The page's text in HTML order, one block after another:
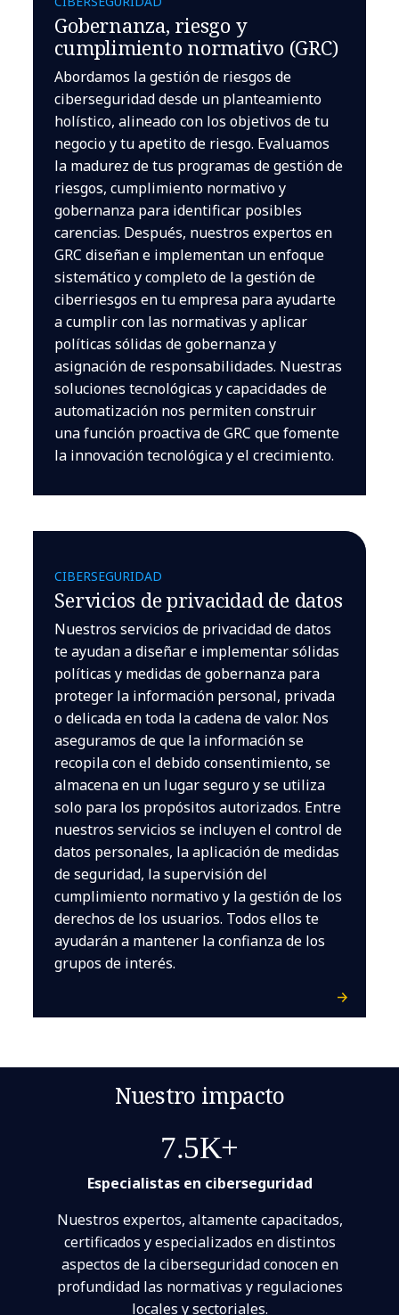
Gobernanza, riesgo y
cumplimiento normativo (GRC)
Abordamos la gestión de riesgos de
ciberseguridad desde un planteamiento
holístico, alineado con los objetivos de tu
negocio y tu apetito de riesgo. Evaluamos
la madurez de tus programas de gestión de
riesgos, cumplimiento normativo y
gobernanza para identificar posibles
carencias. Después, nuestros expertos en
GRC diseñan e implementan un enfoque
sistemático y completo de la gestión de
ciberriesgos en tu empresa para ayudarte
a cumplir con las normativas y aplicar
políticas sólidas de gobernanza y
asignación de responsabilidades. Nuestras
soluciones tecnológicas y capacidades de
automatización nos permiten construir
una función proactiva de GRC que fomente
la innovación tecnológica y el crecimiento.
CIBERSEGURIDAD
Servicios de privacidad de datos
Nuestros servicios de privacidad de datos
te ayudan a diseñar e implementar sólidas
políticas y medidas de gobernanza para
proteger la información personal, privada
o delicada en toda la cadena de valor. Nos
aseguramos de que la información se
recopila con el debido consentimiento, se
almacena en un lugar seguro y se utiliza
solo para los propósitos autorizados. Entre
nuestros servicios se incluyen el control de
datos personales, la aplicación de medidas
de seguridad, la supervisión del
cumplimiento normativo y la gestión de los
derechos de los usuarios. Todos ellos te
ayudarán a mantener la confianza de los
grupos de interés.
Nuestro impacto
7.5K+
Especialistas en ciberseguridad
Nuestros expertos, altamente capacitados,
certificados y especializados en distintos
aspectos de la ciberseguridad conocen en
profundidad las normativas y regulaciones
locales y sectoriales.